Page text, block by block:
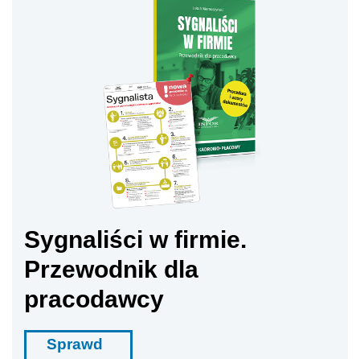
Sygnaliści w firmie.
Przewodnik dla
pracodawcy
Sprawd